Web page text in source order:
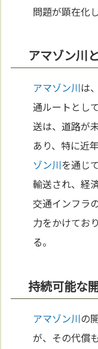
問題が顕在化
アマゾン川
アマゾン川は
通ルートとし
送は、道路が
あり、特に近
ゾン川を通じ
輸送され、経
交通インフラ
力をかけてお
る。
持続可能な
アマゾン川の
が、その代償